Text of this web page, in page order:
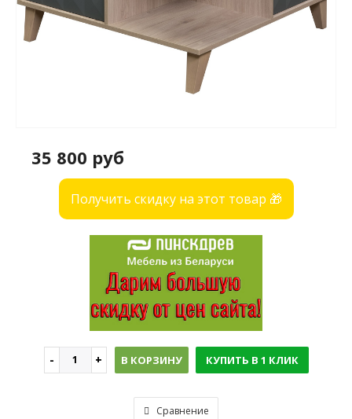
35 800 руб
Получить скидку на этот товар 🎁
В КОРЗИНУ КУПИТЬ В 1 КЛИК
Сравнение